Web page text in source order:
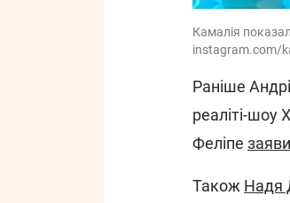
Камалія
instagram.com/
Раніше
реаліті-шоу
Феліпе
Також Надя